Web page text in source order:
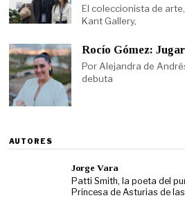
El coleccionista de
Kant Gallery,
Rocío Gómez:
Por Alejandra de
debuta
AUTORES
Jorge Vara
Patti Smith, la poeta del
Princesa de Asturias de